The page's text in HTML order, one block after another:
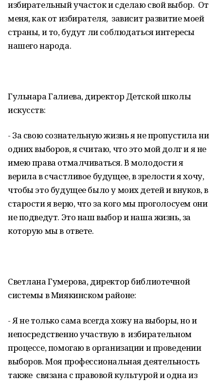
избирательный участок и сделаю свой выбор. От
меня, как от избирателя, зависит развитие моей
страны, и то, будут ли соблюдаться интересы
нашего народа.
Гульнара Галиева, директор Детской школы
искусств:
- За свою сознательную жизнь я не пропустила ни
одних выборов, я считаю, что это мой долг и я не
имею права отмалчиваться. В молодости я
верила в счастливое будущее, в зрелости я хочу,
чтобы это будущее было у моих детей и внуков, в
старости я верю, что за кого мы проголосуем они
не подведут. Это наш выбор и наша жизнь, за
которую мы в ответе.
Светлана Гумерова, директор библиотечной
системы в Миякинском районе:
- Я не только сама всегда хожу на выборы, но и
непосредственно участвую в избирательном
процессе, помогаю в организации и проведении
выборов. Моя профессиональная деятельность
также связана с правовой культурой и одна из